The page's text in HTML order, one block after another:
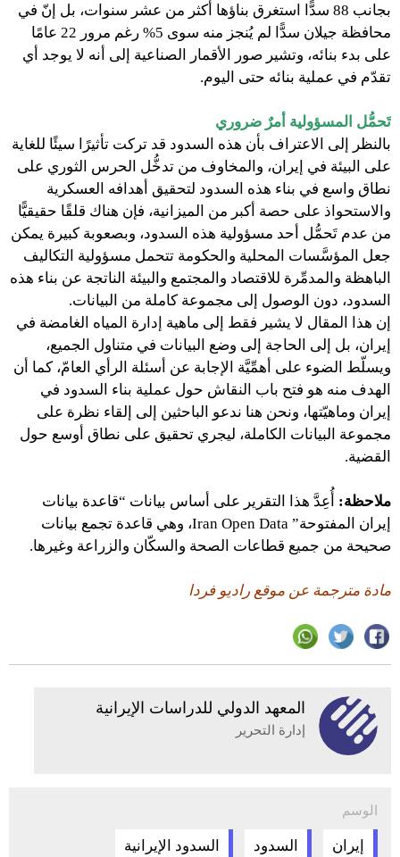
بجانب 88 سدًّا استغرق بناؤها أكثر من عشر سنوات، بل إنّ في
محافظة جيلان سدًّا لم يُنجز منه سوى 5% رغم مرور 22 عامًا
على بدء بنائه، وتشير صور الأقمار الصناعية إلى أنه لا يوجد أي
تقدّم في عملية بنائه حتى اليوم.
تَحمُّل المسؤولية أمرٌ ضروري
بالنظر إلى الاعتراف بأن هذه السدود قد تركت تأثيرًا سيئًا للغاية
على البيئة في إيران، والمخاوف من تدخُّل الحرس الثوري على
نطاق واسع في بناء هذه السدود لتحقيق أهدافه العسكرية
والاستحواذ على حصة أكبر من الميزانية، فإن هناك قلقًا حقيقيًّا
من عدم تَحمُّل أحد مسؤولية هذه السدود، وبصعوبة كبيرة يمكن
جعل المؤسَّسات المحلية والحكومة تتحمل مسؤولية التكاليف
الباهظة والمدمِّرة للاقتصاد والمجتمع والبيئة الناتجة عن بناء هذه
السدود، دون الوصول إلى مجموعة كاملة من البيانات.
إن هذا المقال لا يشير فقط إلى ماهية إدارة المياه الغامضة في
إيران، بل إلى الحاجة إلى وضع البيانات في متناول الجميع،
ويسلّط الضوء على أهمِّيَّة الإجابة عن أسئلة الرأي العامّ، كما أن
الهدف منه هو فتح باب النقاش حول عملية بناء السدود في
إيران وماهيّتها، ونحن هنا ندعو الباحثين إلى إلقاء نظرة على
مجموعة البيانات الكاملة، ليجري تحقيق على نطاق أوسع حول
القضية.
ملاحظة: أُعِدَّ هذا التقرير على أساس بيانات “قاعدة بيانات
إيران المفتوحة” Iran Open Data، وهي قاعدة تجمع بيانات
صحيحة من جميع قطاعات الصحة والسكّان والزراعة وغيرها.
مادة مترجمة عن موقع راديو فردا
المعهد الدولي للدراسات الإيرانية
إدارة التحرير
الوسم
إيران السدود السدود الإيرانية